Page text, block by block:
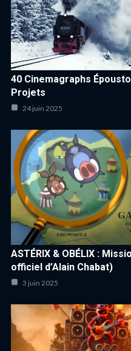
40 Cinemagraphs
Projets
24 juin 2025
ASTÉRIX & OBÉLIX :
officiel d’Alain Chabat)
3 juin 2025